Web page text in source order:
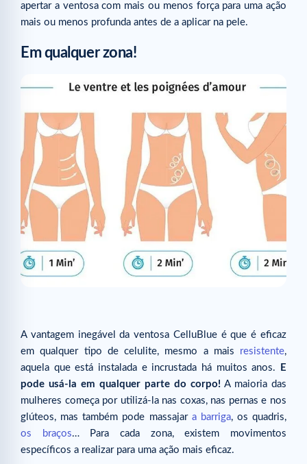
apertar a ventosa com mais ou menos força para uma ação
mais ou menos profunda antes de a aplicar na pele.
Em qualquer zona!
A vantagem inegável da ventosa CelluBlue é que é eficaz
em qualquer tipo de celulite, mesmo a mais resistente,
aquela que está instalada e incrustada há muitos anos.
E
pode usá-la em qualquer parte do corpo! A maioria das
mulheres começa por utilizá-la nas coxas, nas pernas e nos
glúteos, mas também pode massajar a barriga, os quadris,
os braços… Para cada zona, existem movimentos
específicos a realizar para uma ação mais eficaz.